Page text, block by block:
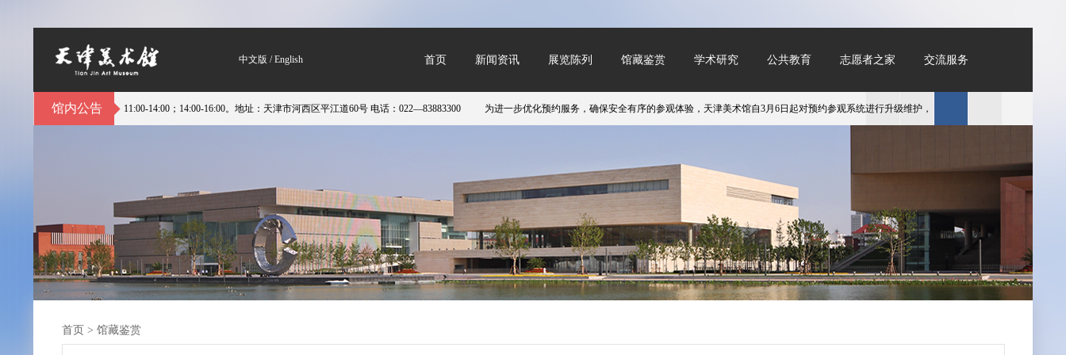
中文版 /English 首页 新闻资讯 展览陈列 馆藏鉴赏 学术研究 公共教育 志愿者之家 交流服务
馆内公告
如下： 9:00-11:00；11:00-14:00；14:00-16:00。地址：天津市河西区平江道60号 电话：022—83883300 为进一步优化预约服务，确保安全有序的参观体验，天津美术馆自3月6日起对预约参观系统进行升级维护，维护期间暂停线上预约进馆机制
首页 > 馆藏鉴赏